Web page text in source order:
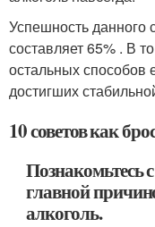
Успешность данного
составляет 65% . В
остальных способов
достигших
10 советов как
главной
алкоголь.